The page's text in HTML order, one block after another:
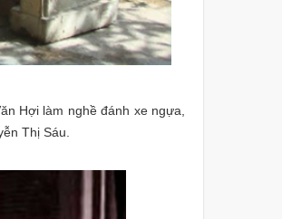
Hợi làm nghề đánh xe ngựa,
Thị Sáu.